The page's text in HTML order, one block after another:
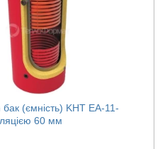
(ємність) KHT ЕА-11-
60 мм